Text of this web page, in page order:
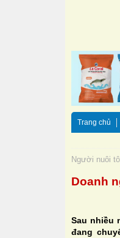
Trang chủ
Người nuôi
Doanh
Sau nhiều
đang